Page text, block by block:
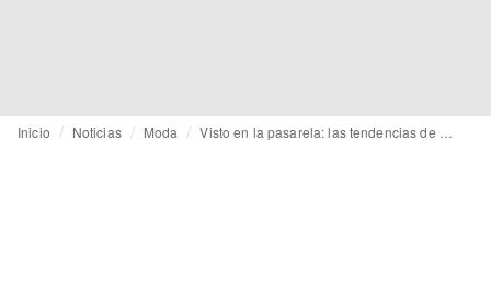
Inicio Noticias Moda